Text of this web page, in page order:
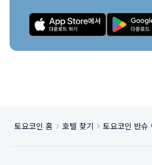
토요코인 홈 호텔 찾기 토요코인 반슈